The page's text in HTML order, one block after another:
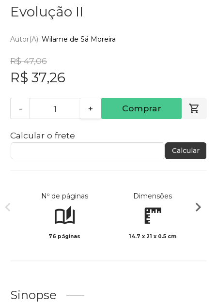
Evolução II
Autor(a): Wilame de Sá Moreira
R$ 47,06
R$ 37,26
- + Comprar
Calcular o frete
Calcular
Nº de páginas
76 páginas
Dimensões
14.7 x 21 x 0.5 cm
Sinopse